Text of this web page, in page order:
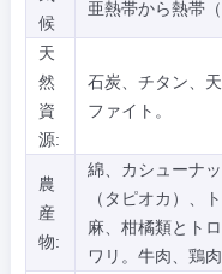
候
亜熱帯から熱帯
天
然
資
源:
石炭、チタン、
ファイト。
農
産
物:
綿、カシューナ
（タピオカ）、
麻、柑橘類とト
ワリ。牛肉、鶏肉